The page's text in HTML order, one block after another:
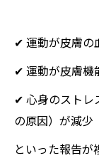
✔ 運動が皮膚の
✔ 運動が皮膚機
✔ 心身のストレ
の原因）が減少
といった報告が